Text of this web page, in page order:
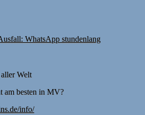
WhatsApp stundenlang
Welt
am besten in MV?
info/